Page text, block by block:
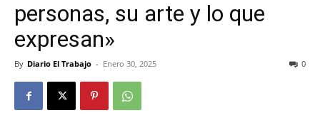
personas, su arte y lo que
expresan»
By Diario El Trabajo - Enero 30, 2025 0